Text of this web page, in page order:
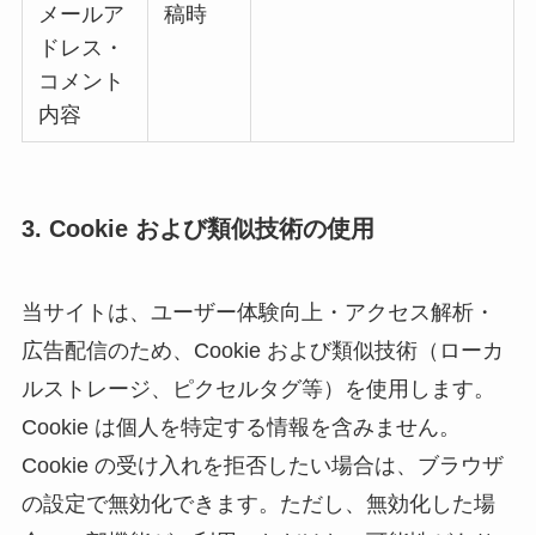
メールア
ドレス・
コメント
内容
稿時
3. Cookie および類似技術の使用
当サイトは、ユーザー体験向上・アクセス解析・
広告配信のため、Cookie および類似技術（ローカ
ルストレージ、ピクセルタグ等）を使用します。
Cookie は個人を特定する情報を含みません。
Cookie の受け入れを拒否したい場合は、ブラウザ
の設定で無効化できます。ただし、無効化した場